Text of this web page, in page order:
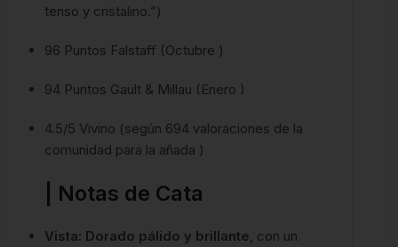
tenso y cristalino.”)
96 Puntos Falstaff (Octubre )
94 Puntos Gault & Millau (Enero )
4.5/5 Vivino (según 694 valoraciones de la
comunidad para la añada )
| Notas de Cata
Vista: Dorado pálido y brillante, con un